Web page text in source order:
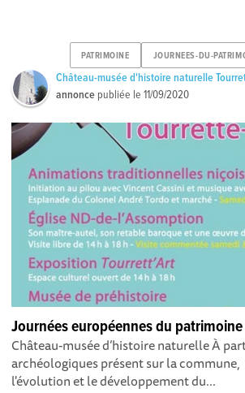
PATRIMOINE JOURNEES-DU-
Château-musée d'histoire naturelle
annonce publiée le11/09/2020
Journées européennes du patrimoine
Château-musée d’histoire naturelle À
archéologiques présent sur la
l'évolution et le développement du...